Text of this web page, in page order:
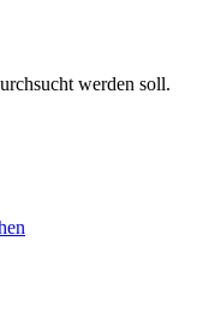
werden soll.